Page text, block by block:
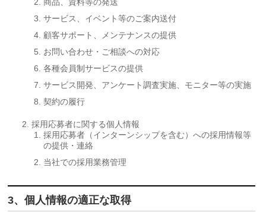
サービス、イベント等のご案内送付
顧客サポート、メンテナンスの提供
お問い合わせ・ご相談への対応
各種会員制サービスの提供
サービス開発、アンケート調査実施、モニター等の実施
契約の履行
採用応募者に関する個人情報
採用応募者（インターンシップを含む）への採用情報等
の提供・連絡
当社での採用業務管理
3、個人情報の適正な取得